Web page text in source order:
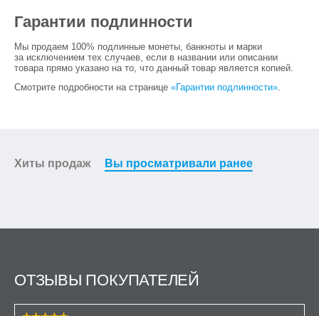
Гарантии подлинности
Мы продаем 100% подлинные монеты, банкноты и марки
за исключением тех случаев, если в названии или описании
товара прямо указано на то, что данный товар является копией.
Смотрите подробности на странице «Гарантии подлинности».
Хиты продаж Вы просматривали ранее
ОТЗЫВЫ ПОКУПАТЕЛЕЙ